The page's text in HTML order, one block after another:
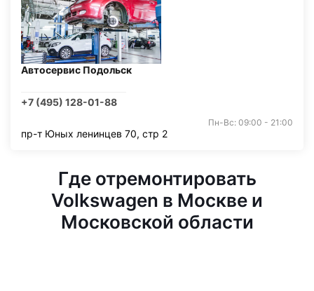
Автосервис Подольск
+7 (495) 128-01-88
Пн-Вс: 09:00 - 21:00
пр-т Юных ленинцев 70, стр 2
Где отремонтировать
Volkswagen в Москве и
Московской области